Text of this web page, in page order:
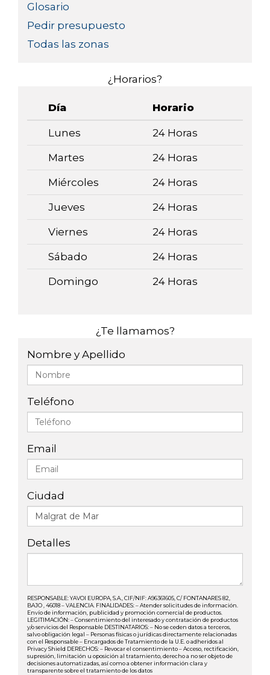
Glosario
Pedir presupuesto
Todas las zonas
¿Horarios?
Día Horario
Lunes 24 Horas
Martes 24 Horas
Miércoles 24 Horas
Jueves 24 Horas
Viernes 24 Horas
Sábado 24 Horas
Domingo 24 Horas
¿Te llamamos?
Nombre y Apellido
Teléfono
Email
Ciudad
Detalles
RESPONSABLE: YAVOI EUROPA, S.A., CIF/NIF: A96361605, C/ FONTANARES 82,
BAJO , 46018 – VALENCIA. FINALIDADES: – Atender solicitudes de información.
Envío de información, publicidad y promoción comercial de productos.
LEGITIMACIÓN: – Consentimiento del interesado y contratación de productos
y/o servicios del Responsable DESTINATARIOS: – No se ceden datos a terceros,
salvo obligación legal – Personas físicas o jurídicas directamente relacionadas
con el Responsable – Encargados de Tratamiento de la U.E. o adheridos al
Privacy Shield DERECHOS: – Revocar el consentimiento – Acceso, rectificación,
supresión, limitación u oposición al tratamiento, derecho a no ser objeto de
decisiones automatizadas, así como a obtener información clara y
transparente sobre el tratamiento de los datos